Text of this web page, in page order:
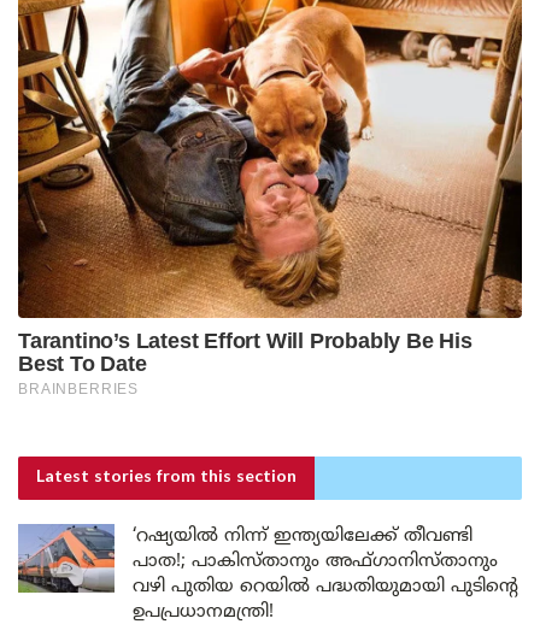
Latest stories from this section
‘റഷ്യയിൽ നിന്ന് ഇന്ത്യയിലേക്ക് തീവണ്ടി
പാത!; പാകിസ്താനും അഫ്ഗാനിസ്താനും
വഴി പുതിയ റെയിൽ പദ്ധതിയുമായി പുടിന്റെ
ഉപപ്രധാനമന്ത്രി!